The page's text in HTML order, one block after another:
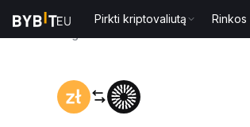
Pirkti kriptovaliutą Rinkos